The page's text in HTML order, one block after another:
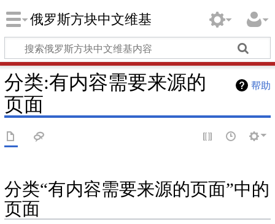
俄罗斯方块中文维基
帮助
分类:有内容需要来源的
页面
分类“有内容需要来源的页面”中的
页面